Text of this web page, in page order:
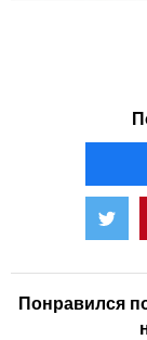
Понравился